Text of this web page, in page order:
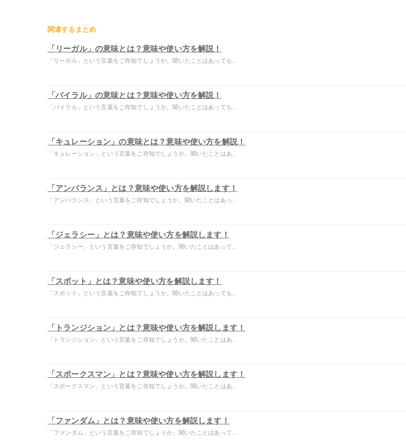
関連するまとめ
「リーガル」の意味とは？意味や使い方を解説！
「リーガル」という言葉をご存知でしょうか。聞いたことはあっても...
「バイラル」の意味とは？意味や使い方を解説！
「バイラル」という言葉をご存知でしょうか。聞いたことはあっても...
「キュレーション」の意味とは？意味や使い方を解説！
「キュレーション」という言葉をご存知でしょうか。聞いたことはあ...
「アンバランス」とは？意味や使い方を解説します！
「アンバランス」という言葉をご存知でしょうか。聞いたことはあっ...
「ジェラシー」とは？意味や使い方を解説します！
「ジェラシー」という言葉をご存知でしょうか。聞いたことはあって...
「スポット」とは？意味や使い方を解説します！
「スポット」という言葉をご存知でしょうか。聞いたことはあっても...
「トランジション」とは？意味や使い方を解説します！
「トランジション」という言葉をご存知でしょうか。聞いたことはあ...
「スポークスマン」とは？意味や使い方を解説します！
「スポークスマン」という言葉をご存知でしょうか。聞いたことはあ...
「ファンダム」とは？意味や使い方を解説します！
「ファンダム」という言葉をご存知でしょうか。聞いたことはあって...